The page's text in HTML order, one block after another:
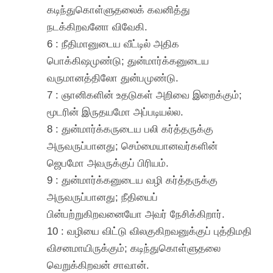
கடிந்துகொள்ளுதலைக் கவனித்து
நடக்கிறவனோ விவேகி.
6 : நீதிமானுடைய வீட்டில் அதிக
பொக்கிஷமுண்டு; துன்மார்க்கனுடைய
வருமானத்திலோ துன்பமுண்டு.
7 : ஞானிகளின் உதடுகள் அறிவை இறைக்கும்;
மூடரின் இருதயமோ அப்படியல்ல.
8 : துன்மார்க்கருடைய பலி கர்த்தருக்கு
அருவருப்பானது; செம்மையானவர்களின்
ஜெபமோ அவருக்குப் பிரியம்.
9 : துன்மார்க்கனுடைய வழி கர்த்தருக்கு
அருவருப்பானது; நீதியைப்
பின்பற்றுகிறவனையோ அவர் நேசிக்கிறார்.
10 : வழியை விட்டு விலகுகிறவனுக்குப் புத்திமதி
விசனமாயிருக்கும்; கடிந்துகொள்ளுதலை
வெறுக்கிறவன் சாவான்.